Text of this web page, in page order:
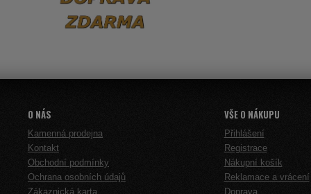
O NÁS
Kamenná prodejna
Kontakt
Obchodní podmínky
Ochrana osobních údajů
Zákaznická karta
VŠE O NÁKUPU
Přihlášení
Registrace
Nákupní košík
Reklamace a vrácení
Doprava